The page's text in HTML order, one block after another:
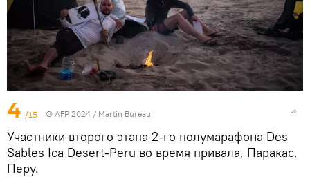
4 /15 © AFP 2024 / Martin Bureau
Участники второго этапа 2-го полумарафона Des
Sables Ica Desert-Peru во время привала, Паракас,
Перу.